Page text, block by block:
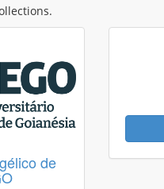
de